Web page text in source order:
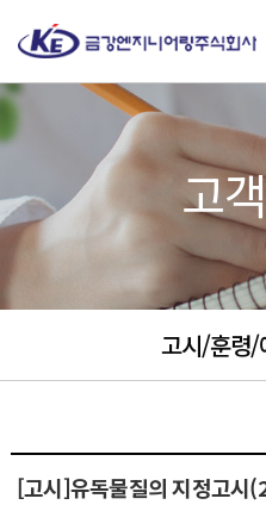
고
고시/훈령/
[고시]유독물질의 지정고